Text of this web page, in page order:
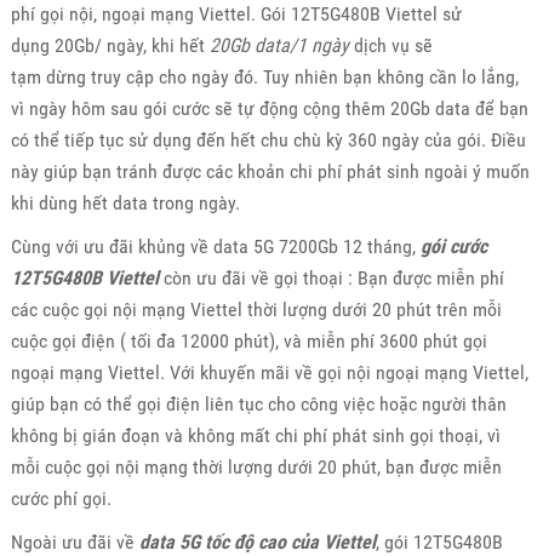
phí gọi nội, ngoại mạng Viettel. Gói 12T5G480B Viettel sử
dụng 20Gb/ ngày, khi hết 20Gb data/1 ngàydịch vụ sẽ
tạm dừng truy cập cho ngày đó. Tuy nhiên bạn không cần lo lắng,
vì ngày hôm sau gói cước sẽ tự động cộng thêm 20Gb data để bạn
có thể tiếp tục sử dụng đến hết chu chù kỳ 360 ngày của gói. Điều
này giúp bạn tránh được các khoản chi phí phát sinh ngoài ý muốn
khi dùng hết data trong ngày.
Cùng với ưu đãi khủng về data 5G 7200Gb 12 tháng, gói cước
12T5G480B Viettelcòn ưu đãi về gọi thoại : Bạn được miễn phí
các cuộc gọi nội mạng Viettel thời lượng dưới 20 phút trên mỗi
cuộc gọi điện ( tối đa 12000 phút), và miễn phí 3600 phút gọi
ngoại mạng Viettel. Với khuyến mãi về gọi nội ngoại mạng Viettel,
giúp bạn có thể gọi điện liên tục cho công việc hoặc người thân
không bị gián đoạn và không mất chi phí phát sinh gọi thoại, vì
mỗi cuộc gọi nội mạng thời lượng dưới 20 phút, bạn được miễn
cước phí gọi.
Ngoài ưu đãi về data 5G tốc độ cao của Viettel, gói 12T5G480B